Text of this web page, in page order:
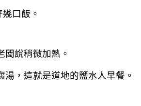
口飯。
說稍微加熱。
，這就是道地的鹽水人早餐。